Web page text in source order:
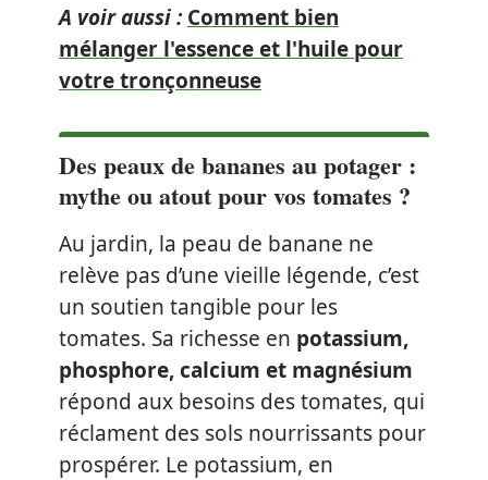
A voir aussi : Comment bien
mélanger l'essence et l'huile pour
votre tronçonneuse
Des peaux de bananes au potager :
mythe ou atout pour vos tomates ?
Au jardin, la peau de banane ne
relève pas d’une vieille légende, c’est
un soutien tangible pour les
tomates. Sa richesse en potassium,
phosphore, calcium et magnésium
répond aux besoins des tomates, qui
réclament des sols nourrissants pour
prospérer. Le potassium, en